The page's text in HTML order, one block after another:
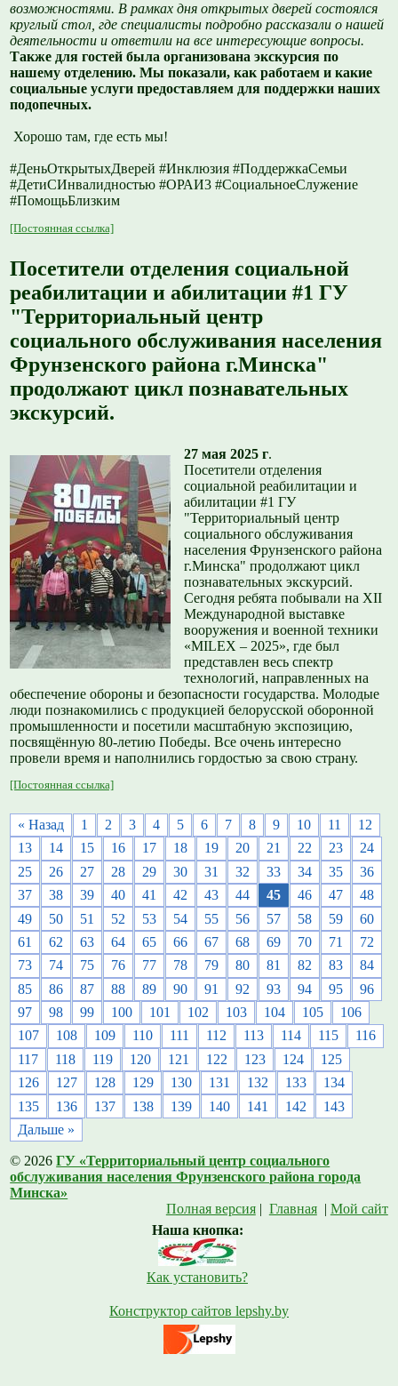
возможностями. В рамках дня открытых дверей состоялся
круглый стол, где специалисты подробно рассказали о нашей
деятельности и ответили на все интересующие вопросы.
Также для гостей была организована экскурсия по
нашему отделению. Мы показали, как работаем и какие
социальные услуги предоставляем для поддержки наших
подопечных.
Хорошо там, где есть мы!
#ДеньОткрытыхДверей #Инклюзия #ПоддержкаСемьи
#ДетиСИнвалидностью #ОРАИ3 #СоциальноеСлужение
#ПомощьБлизким
[Постоянная ссылка]
Посетители отделения социальной
реабилитации и абилитации #1 ГУ
"Территориальный центр
социального обслуживания населения
Фрунзенского района г.Минска"
продолжают цикл познавательных
экскурсий.
27 мая 2025 г.
Посетители отделения
социальной реабилитации и
абилитации #1 ГУ
"Территориальный центр
социального обслуживания
населения Фрунзенского района
г.Минска" продолжают цикл
познавательных экскурсий.
Сегодня ребята побывали на ХII
Международной выставке
вооружения и военной техники
«MILEX – 2025», где был
представлен весь спектр
технологий, направленных на
обеспечение обороны и безопасности государства. Молодые
люди познакомились с продукцией белорусской оборонной
промышленности и посетили масштабную экспозицию,
посвящённую 80-летию Победы. Все очень интересно
провели время и наполнились гордостью за свою страну.
[Постоянная ссылка]
« Назад 1 2 3 4 5 6 7 8 9 10 11
12
13
14 15 16 17 18 19 20 21 22 23
24
25
26 27 28 29 30 31 32 33 34 35
36
37
38 39 40 41 42 43 44 45 46 47
48
49
50 51 52 53 54 55 56 57 58 59
60
61
62 63 64 65 66 67 68 69 70 71
72
73
74 75 76 77 78 79 80 81 82 83
84
85
86 87 88 89 90 91 92 93 94 95
96
97
98 99 100 101 102 103 104 105
106
107
108 109 110 111 112 113 114 115
116
117
118 119 120 121 122 123 124
125
126
127 128 129 130 131 132 133
134
135
136 137 138 139 140 141 142
143
Дальше »
© 2026ГУ «Территориальный центр социального
обслуживания населения Фрунзенского района города
Минска»
Полная версия| Главная| Мой сайт
Наша кнопка:
Как установить?
Конструктор сайтов lepshy.by